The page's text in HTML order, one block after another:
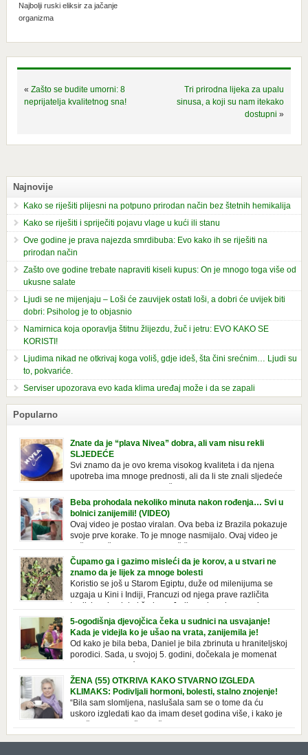
Najbolji ruski eliksir za jačanje
organizma
« Zašto se budite umorni: 8
neprijatelja kvalitetnog sna!
Tri prirodna lijeka za upalu
sinusa, a koji su nam itekako
dostupni »
Najnovije
Kako se riješiti plijesni na potpuno prirodan način bez štetnih hemikalija
Kako se riješiti i spriječiti pojavu vlage u kući ili stanu
Ove godine je prava najezda smrdibuba: Evo kako ih se riješiti na
prirodan način
Zašto ove godine trebate napraviti kiseli kupus: On je mnogo toga više od
ukusne salate
Ljudi se ne mijenjaju – Loši će zauvijek ostati loši, a dobri će uvijek biti
dobri: Psiholog je to objasnio
Namirnica koja oporavlja štitnu žlijezdu, žuč i jetru: EVO KAKO SE
KORISTI!
Ljudima nikad ne otkrivaj koga voliš, gdje ideš, šta čini srećnim… Ljudi su
to, pokvariće.
Serviser upozorava evo kada klima uređaj može i da se zapali
Popularno
Znate da je “plava Nivea” dobra, ali vam nisu rekli
SLJEDEĆE
Svi znamo da je ovo krema visokog kvaliteta i da njena
upotreba ima mnoge prednosti, ali da li ste znali sljedeće
prepoznatljivog mirisa i jednostavne formule, jeste nezamenljiv inventar
u kupatilima i muškaraca i žena. Mnogi ljudi se ne odvajaju od nje, pa je
čak nose sa […]
Beba prohodala nekoliko minuta nakon rođenja… Svi u
bolnici zanijemili! (VIDEO)
Ovaj video je postao viralan. Ova beba iz Brazila pokazuje
svoje prve korake. To je mnoge nasmijalo. Ovaj video je
novorođenih beba. Video je snimila babica, pregledalo ga je preko 80
miliona ljudi. Ove babice su ostale u čudu nakon što su vidjeli kako
beba želi […]
Čupamo ga i gazimo misleći da je korov, a u stvari ne
znamo da je lijek za mnoge bolesti
Koristio se još u Starom Egiptu, duže od milenijuma se
uzgaja u Kini i Indiji, Francuzi od njega prave različita
tradicionalna jela i čorbe… Jedino mi gazimo po njemu,
čupamo ga i bacamo kao korov! Tušt je jednogodišnji, ali vrlo uporan
“korov” koji, ka­da nam se jednom nastani u bašti ili dvorištu, teško ga se
5-ogodišnja djevojčica čeka u sudnici na usvajanje!
Kada je videjla ko je ušao na vrata, zanijemila je!
Od kako je bila beba, Daniel je bila zbrinuta u hraniteljskoj
porodici. Sada, u svojoj 5. godini, dočekala je momenat
usvajanja, kada će dobiti novu, stalnu porodicu. Ovaj dan
je bio veoma poseban za djevojčicu i njenu novu porodicu, ali je uskoro
postao još čarobniji, zahvaljujući socijalnom radniku koji poznaje
Daniel. Njenoj novoj porodici je […]
ŽENA (55) OTKRIVA KAKO STVARNO IZGLEDA
KLIMAKS: Podivljali hormoni, bolesti, stalno znojenje!
“Bila sam slomljena, naslušala sam se o tome da ću
uskoro izgledati kao da imam deset godina više, i kako je
to težak period u životu žene, podloga za mnoge bolesti,
gotovo da nema lijeka”, priča Violeta. “Kada sam napunila 48 godina,